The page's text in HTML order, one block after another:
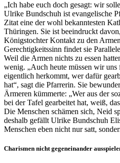
„Ich habe euch doch gesagt: wir
Ulrike Bundschuh ist evangelische
Zitat eine der wohl bekanntesten
Thüringen. Sie ist beeindruckt
Königstochter Kontakt zu den
Gerechtigkeitssinn findet sie
Weil die Armen nichts zu essen
wenig. „Auch heute müssen wir uns
eigentlich herkommt, wer dafür
hat“, sagt die Pfarrerin. Sie
Ärmeren kümmerte: „Wer aus der
bei der Tafel gearbeitet hat, weiß,
Die Menschen schämen sich, Neid
deshalb gefällt Ulrike Bundschuh
Menschen eben nicht nur satt,
Charismen nicht gegeneinander